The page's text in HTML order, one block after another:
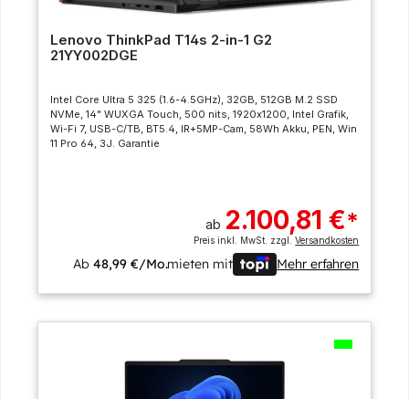
Lenovo ThinkPad T14s 2-in-1 G2
21YY002DGE
Intel Core Ultra 5 325 (1.6-4.5GHz), 32GB, 512GB M.2 SSD
NVMe, 14" WUXGA Touch, 500 nits, 1920x1200, Intel Grafik,
Wi-Fi 7, USB-C/TB, BT5.4, IR+5MP-Cam, 58Wh Akku, PEN, Win
11 Pro 64, 3J. Garantie
ab 2.100,81 €*
Preis inkl. MwSt. zzgl.Versandkosten
Ab48,99 €/Mo.mieten mit Mehr erfahren